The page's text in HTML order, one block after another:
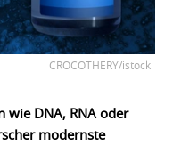
CROCOTHERY/istock
wie DNA, RNA oder
modernste